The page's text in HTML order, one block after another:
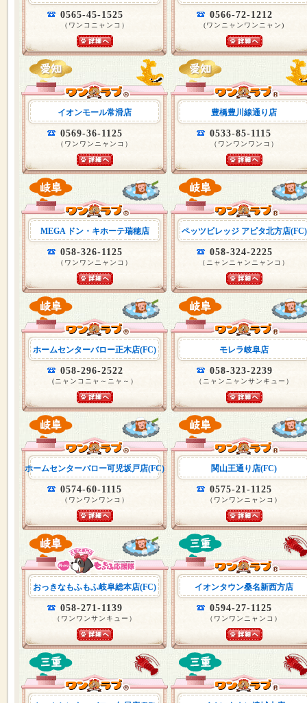
0565-45-1525
（ワンコニャンコ）
0566-72-1212
(ワンニャンワンニャン)
イオンモール常滑店
0569-36-1125
（ワンワンニャンコ）
豊橋豊川線通り店
0533-85-1115
（ワンワンワンコ）
MEGA ドン・キホーテ瑞穂店
058-326-1125
（ワンワンニャンコ）
ペッツビレッジ アピタ北方店(FC)
058-324-2225
（ニャンニャンニャンコ）
ホームセンターバロー正木店(FC)
058-296-2522
(ニャンコニャ～ニャ～）
モレラ岐阜店
058-323-2239
（ニャンニャンサンキュー）
ホームセンターバロー可児坂戸店(FC)
0574-60-1115
（ワンワンワンコ）
関山王通り店(FC)
0575-21-1125
（ワンワンニャンコ）
おっきなもふもふ岐阜総本店(FC)
058-271-1139
（ワンワンサンキュー）
イオンタウン桑名新西方店
0594-27-1125
（ワンワンニャンコ）